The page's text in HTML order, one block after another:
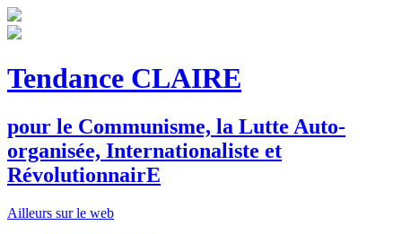
Tendance CLAIRE
pour le Communisme, la Lutte Auto-
organisée, Internationaliste et
RévolutionnairE
Ailleurs sur le web